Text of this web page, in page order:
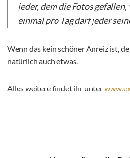
jeder, dem die Fotos
einmal pro Tag darf jeder
Wenn das kein schöner Anreiz ist,
natürlich auch etwas.
Alles weitere findet ihr unter